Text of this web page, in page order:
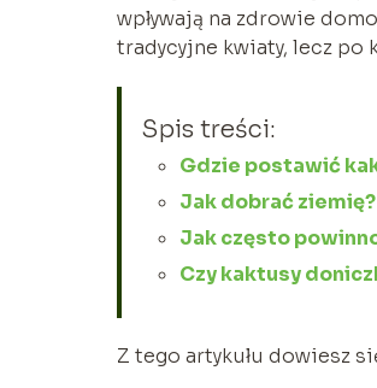
wpływają na zdrowie
tradycyjne kwiaty, lecz po
Spis treści:
Gdzie postawić
Jak dobrać ziemię?
Jak często
Czy kaktusy
Z tego artykułu dowiesz